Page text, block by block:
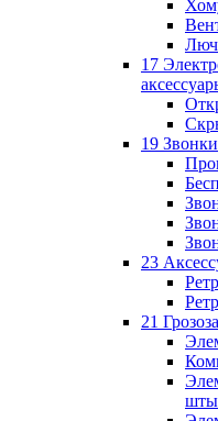
17
19 Звонки
23
21